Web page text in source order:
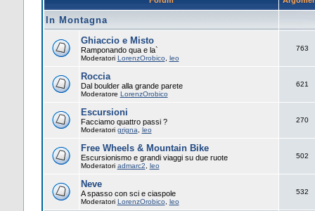
In Montagna
Ghiaccio e Misto
Ramponando qua e la`
Moderatori LorenzOrobico leo
763
Roccia
Dal boulder alla grande parete
Moderatore LorenzOrobico
621
Escursioni
Facciamo quattro passi ?
Moderatori grigna leo
270
Free Wheels & Mountain Bike
Escursionismo e grandi viaggi su due ruote
Moderatori admarc2 leo
502
Neve
A spasso con sci e ciaspole
Moderatori LorenzOrobico leo
532